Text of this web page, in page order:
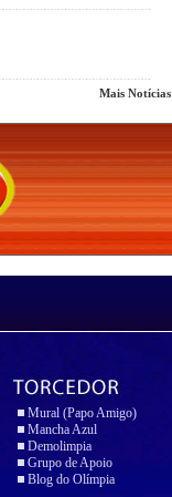
Mais Notícias
Mural (Papo Amigo)
Mancha Azul
Demolimpia
Grupo de Apoio
Blog do Olímpia